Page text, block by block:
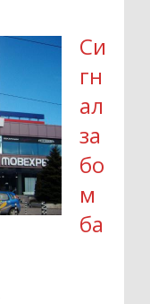
Си
гн
ал
за
бо
м
ба